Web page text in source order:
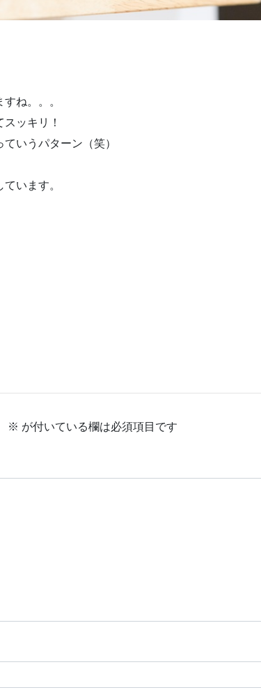
ね。。。
ッキリ！
いうパターン（笑）
います。
※ が付いている欄は必須項目です